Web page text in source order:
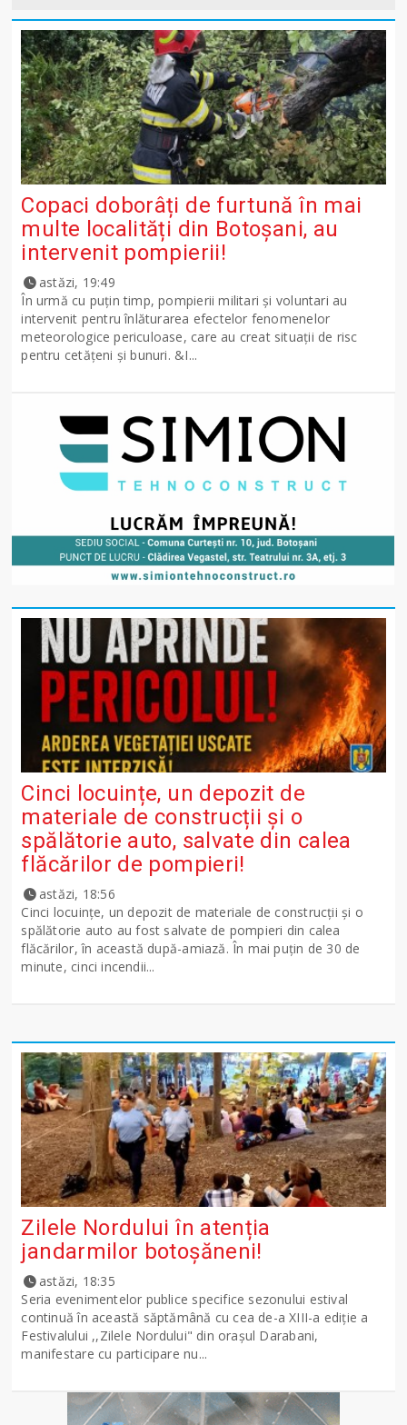
Copaci doborâți de furtună în mai
multe localități din Botoșani, au
intervenit pompierii!
astăzi, 19:49
În urmă cu puțin timp, pompierii militari și voluntari au
intervenit pentru înlăturarea efectelor fenomenelor
meteorologice periculoase, care au creat situații de risc
pentru cetățeni și bunuri. &I...
Cinci locuințe, un depozit de
materiale de construcții și o
spălătorie auto, salvate din calea
flăcărilor de pompieri!
astăzi, 18:56
Cinci locuințe, un depozit de materiale de construcții și o
spălătorie auto au fost salvate de pompieri din calea
flăcărilor, în această după-amiază. În mai puțin de 30 de
minute, cinci incendii...
Zilele Nordului în atenția
jandarmilor botoșăneni!
astăzi, 18:35
Seria evenimentelor publice specifice sezonului estival
continuă în această săptămână cu cea de-a XIII-a ediție a
Festivalului ,,Zilele Nordului" din orașul Darabani,
manifestare cu participare nu...